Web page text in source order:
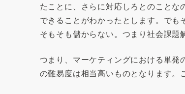
たことに、さらに対応しろとのこと
できることがわかったとします。で
そもそも儲からない。つまり社会課題
つまり、マーケティングにおける単
の難易度は相当高いものとなります。